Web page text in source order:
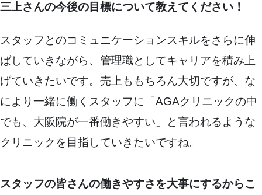
三上さんの今後の目標について教えてください！
スタッフとのコミュニケーションスキルをさらに伸
ばしていきながら、管理職としてキャリアを積み上
げていきたいです。売上ももちろん大切ですが、な
により一緒に働くスタッフに「AGAクリニックの中
でも、大阪院が一番働きやすい」と言われるような
クリニックを目指していきたいですね。
スタッフの皆さんの働きやすさを大事にするからこ